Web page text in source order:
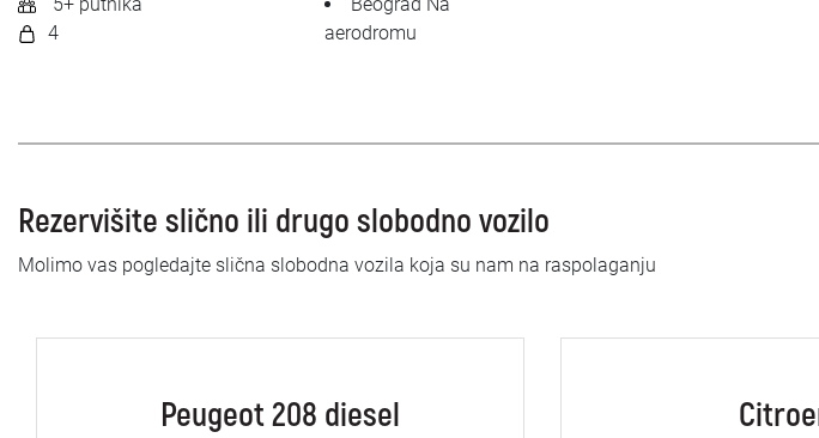
4
aerodromu
Rezervišite slično ili drugo slobodno vozilo
Molimo vas pogledajte slična slobodna vozila koja su nam na raspolaganju
Peugeot 208 diesel